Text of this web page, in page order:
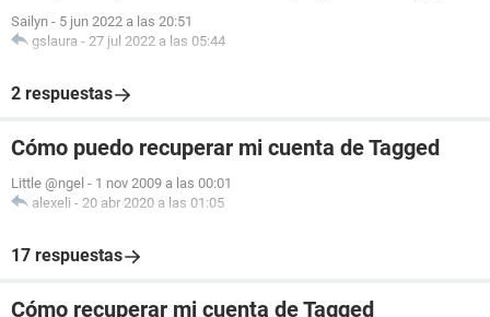
Sailyn - 5 jun 2022 a las 20:51
gslaura - 27 jul 2022 a las 05:44
2 respuestas
Cómo puedo recuperar mi cuenta de Tagged
Little @ngel - 1 nov 2009 a las 00:01
alexeli - 20 abr 2020 a las 01:05
17 respuestas
Cómo recuperar mi cuenta de Tagged